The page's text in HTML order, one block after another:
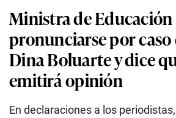
Ministra de
pronunciarse por
Dina Boluarte y dice
emitirá opinión
En declaraciones a los